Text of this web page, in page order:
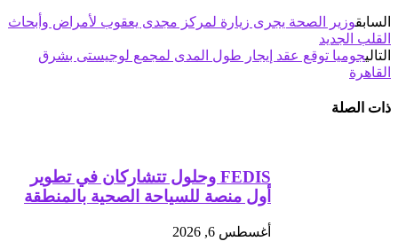
السابقوزير الصحة يجرى زيارة لمركز مجدى يعقوب لأمراض وأبحاث
القلب الجديد
التاليجوميا توقع عقد إيجار طول المدى لمجمع لوجيستى بشرق
القاهرة
ذات الصلة
FEDIS وحلول تتشاركان في تطوير
أول منصة للسياحة الصحية بالمنطقة
أغسطس 6, 2026